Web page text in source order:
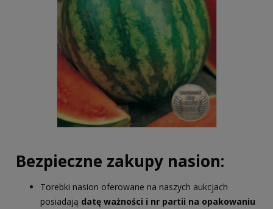
Bezpieczne zakupy nasion:
Torebki nasion oferowane na naszych aukcjach
posiadają datę ważności i nr partii na opakowaniu